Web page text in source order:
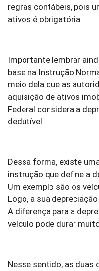
regras contábeis, pois
ativos é obrigatória.
Importante lembrar
base na Instrução
meio dela que as
aquisição de ativos
Federal considera a
dedutível.
Dessa forma, existe
instrução que define a
Um exemplo são os
Logo, a sua
A diferença para a
veículo pode durar
Nesse sentido, as duas